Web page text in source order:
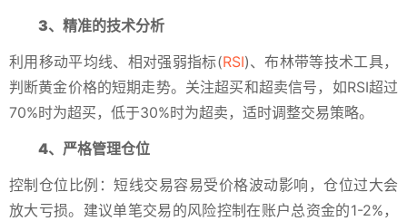
3、精准的技术分析
利用移动平均线、相对强弱指标(RSI)、布林带等技术工具，
判断黄金价格的短期走势。关注超买和超卖信号，如RSI超过
70%时为超买，低于30%时为超卖，适时调整交易策略。
4、严格管理仓位
控制仓位比例：短线交易容易受价格波动影响，仓位过大会
放大亏损。建议单笔交易的风险控制在账户总资金的1-2%，